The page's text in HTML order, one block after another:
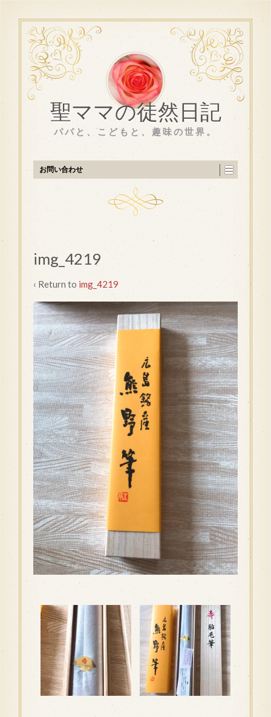
聖ママの徒然日記
パパと、こどもと、趣味の世界。
お問い合わせ
img_4219
‹ Return to img_4219